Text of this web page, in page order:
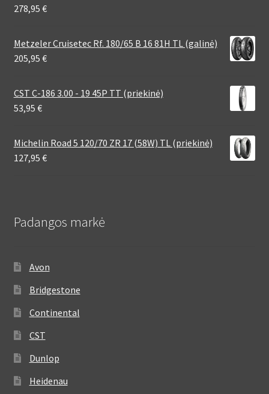
278,95 €
Metzeler Cruisetec Rf. 180/65 B 16 81H TL (galinė)
205,95 €
CST C-186 3.00 - 19 45P TT (priekinė)
53,95 €
Michelin Road 5 120/70 ZR 17 (58W) TL (priekinė)
127,95 €
Padangos markė
Avon
Bridgestone
Continental
CST
Dunlop
Heidenau